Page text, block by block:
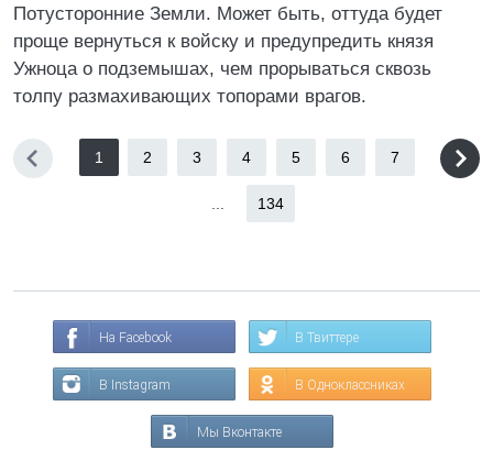
Потусторонние Земли. Может быть, оттуда будет
проще вернуться к войску и предупредить князя
Ужноца о подземышах, чем прорываться сквозь
толпу размахивающих топорами врагов.
1 2 3 4 5 6 7
134
На Facebook В Твиттере
В Instagram В Одноклассниках
Мы Вконтакте